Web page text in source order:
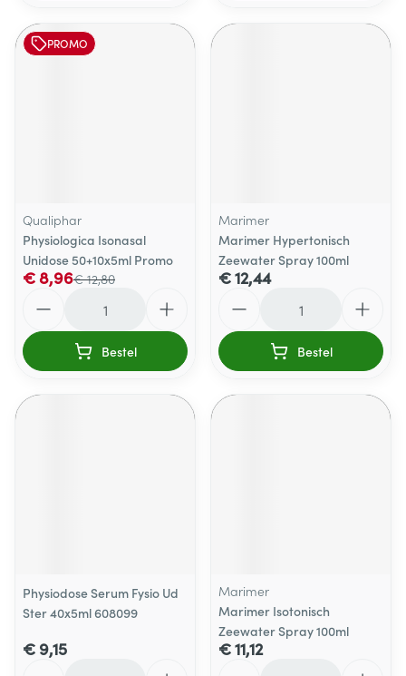
PROMO
Qualiphar
Physiologica Isonasal
Unidose 50+10x5ml Promo
€ 12,80
€ 8,96
Bestel
Marimer
Marimer Hypertonisch
Zeewater Spray 100ml
€ 12,44
Bestel
Physiodose Serum Fysio Ud
Ster 40x5ml 608099
€ 9,15
Marimer
Marimer Isotonisch
Zeewater Spray 100ml
€ 11,12